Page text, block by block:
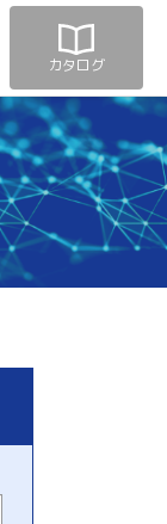
カタログ